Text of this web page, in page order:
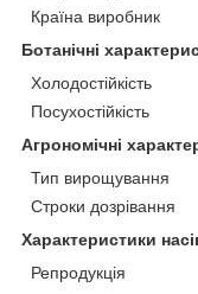
Країна виробник
Ботанічні
Холодостійкість
Посухостійкість
Агрономічні
Тип вирощування
Строки дозрівання
Характеристики
Репродукція